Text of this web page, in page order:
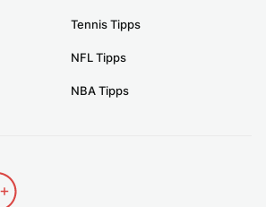
Tennis Tipps
NFL Tipps
NBA Tipps